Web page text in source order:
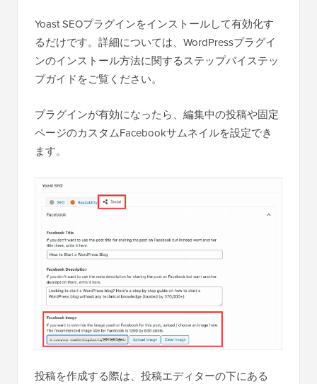
Yoast SEOプラグインをインストールして有効化す
るだけです。詳細については、WordPressプラグイ
ンのインストール方法に関するステップバイステッ
プガイドをご覧ください。
プラグインが有効になったら、編集中の投稿や固定
ページのカスタムFacebookサムネイルを設定でき
ます。
投稿を作成する際は、投稿エディターの下にある